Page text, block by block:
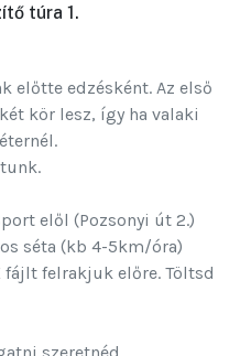
túra 1.
előtte edzésként. Az első
kör lesz, így ha valaki
elől (Pozsonyi út 2.)
séta (kb 4-5km/óra)
fájlt felrakjuk előre. Töltsd
szeretnéd